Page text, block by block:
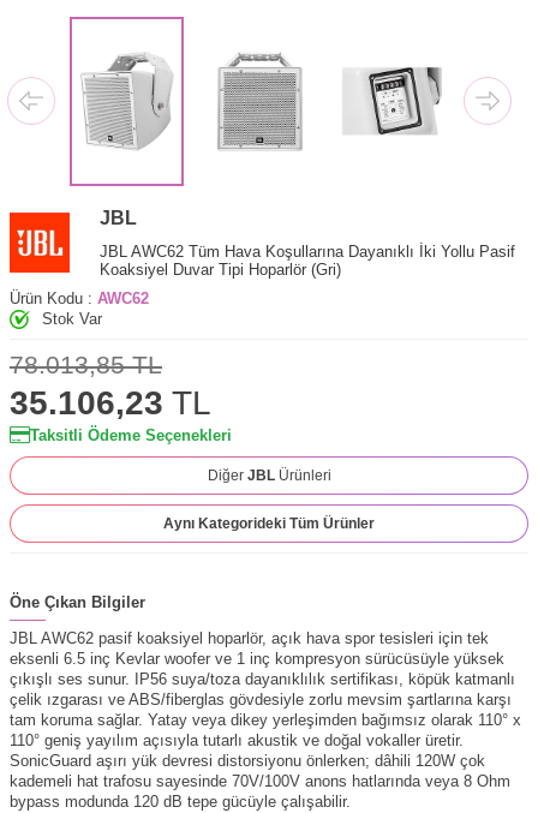
JBL
JBL AWC62 Tüm Hava Koşullarına Dayanıklı İki Yollu Pasif
Koaksiyel Duvar Tipi Hoparlör (Gri)
Ürün Kodu : AWC62
Stok Var
78.013,85TL
35.106,23 TL
Taksitli Ödeme Seçenekleri
Diğer JBL Ürünleri
Aynı Kategorideki Tüm Ürünler
Öne Çıkan Bilgiler
JBL AWC62 pasif koaksiyel hoparlör, açık hava spor tesisleri için tek
eksenli 6.5 inç Kevlar woofer ve 1 inç kompresyon sürücüsüyle yüksek
çıkışlı ses sunur. IP56 suya/toza dayanıklılık sertifikası, köpük katmanlı
çelik ızgarası ve ABS/fiberglas gövdesiyle zorlu mevsim şartlarına karşı
tam koruma sağlar. Yatay veya dikey yerleşimden bağımsız olarak 110° x
110° geniş yayılım açısıyla tutarlı akustik ve doğal vokaller üretir.
SonicGuard aşırı yük devresi distorsiyonu önlerken; dâhili 120W çok
kademeli hat trafosu sayesinde 70V/100V anons hatlarında veya 8 Ohm
bypass modunda 120 dB tepe gücüyle çalışabilir.